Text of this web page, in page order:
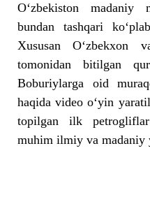
O‘zbekiston madaniy
bundan tashqari
Xususan O‘zbekxon
tomonidan bitilgan
Boburiylarga oid
haqida video o‘yin
topilgan ilk
muhim ilmiy va